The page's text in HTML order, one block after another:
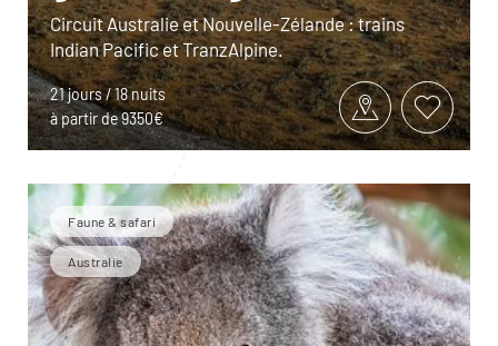
Circuit Australie et Nouvelle-Zélande : trains
Indian Pacific et TranzAlpine.
21 jours / 18 nuits
à partir de 9350€
Faune & safari
Australie